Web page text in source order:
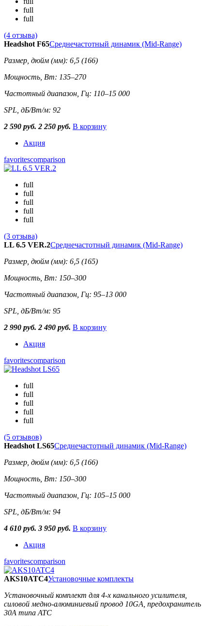
full
full
(4 отзыва)
Headshot F65Среднечастотный динамик (Mid-Range)
Размер, дюйм (мм): 6,5 (166)
Мощность, Вт: 135–270
Частотный диапазон, Гц: 110–15 000
SPL, дБ/Вт/м: 92
2 590 руб. 2 250 руб. В корзину
Акция
favoritescomparison
full
full
full
full
full
(3 отзыва)
LL 6.5 VER.2Среднечастотный динамик (Mid-Range)
Размер, дюйм (мм): 6,5 (165)
Мощность, Вт: 150–300
Частотный диапазон, Гц: 95–13 000
SPL, дБ/Вт/м: 95
2 990 руб. 2 490 руб. В корзину
Акция
favoritescomparison
full
full
full
full
full
(5 отзывов)
Headshot LS65Среднечастотный динамик (Mid-Range)
Размер, дюйм (мм): 6,5 (166)
Мощность, Вт: 150–300
Частотный диапазон, Гц: 105–15 000
SPL, дБ/Вт/м: 94
4 610 руб. 3 950 руб. В корзину
Акция
favoritescomparison
AKS10ATC4Установочные комплекты
Установочный комплект для 4-х канального усилителя,
силовой медно-алюминиевый провод 10GA, предохранитель
30А типа ATC